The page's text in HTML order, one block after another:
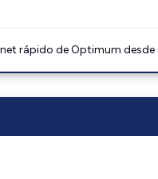
rápido de Optimum